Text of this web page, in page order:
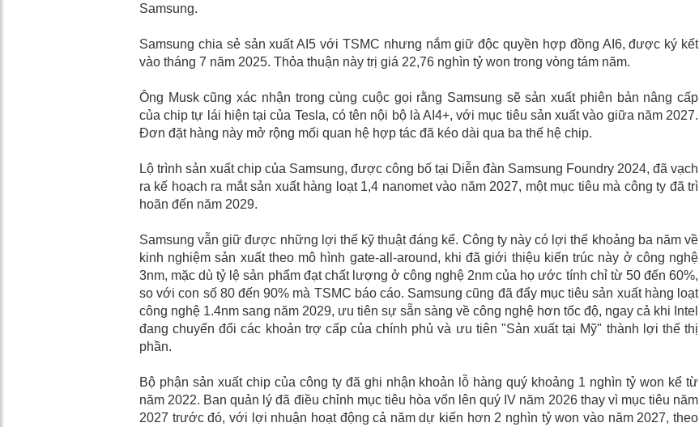
Samsung.
Samsung chia sẻ sản xuất AI5 với TSMC nhưng nắm giữ độc quyền hợp đồng AI6, được ký kết
vào tháng 7 năm 2025. Thỏa thuận này trị giá 22,76 nghìn tỷ won trong vòng tám năm.
Ông Musk cũng xác nhận trong cùng cuộc gọi rằng Samsung sẽ sản xuất phiên bản nâng cấp
của chip tự lái hiện tại của Tesla, có tên nội bộ là AI4+, với mục tiêu sản xuất vào giữa năm 2027.
Đơn đặt hàng này mở rộng mối quan hệ hợp tác đã kéo dài qua ba thế hệ chip.
Lộ trình sản xuất chip của Samsung, được công bố tại Diễn đàn Samsung Foundry 2024, đã vạch
ra kế hoạch ra mắt sản xuất hàng loạt 1,4 nanomet vào năm 2027, một mục tiêu mà công ty đã trì
hoãn đến năm 2029.
Samsung vẫn giữ được những lợi thế kỹ thuật đáng kể. Công ty này có lợi thế khoảng ba năm về
kinh nghiệm sản xuất theo mô hình gate-all-around, khi đã giới thiệu kiến ​​trúc này ở công nghệ
3nm, mặc dù tỷ lệ sản phẩm đạt chất lượng ở công nghệ 2nm của họ ước tính chỉ từ 50 đến 60%,
so với con số 80 đến 90% mà TSMC báo cáo. Samsung cũng đã đẩy mục tiêu sản xuất hàng loạt
công nghệ 1.4nm sang năm 2029, ưu tiên sự sẵn sàng về công nghệ hơn tốc độ, ngay cả khi Intel
đang chuyển đổi các khoản trợ cấp của chính phủ và ưu tiên "Sản xuất tại Mỹ" thành lợi thế thị
phần.
Bộ phận sản xuất chip của công ty đã ghi nhận khoản lỗ hàng quý khoảng 1 nghìn tỷ won kể từ
năm 2022. Ban quản lý đã điều chỉnh mục tiêu hòa vốn lên quý IV năm 2026 thay vì mục tiêu năm
2027 trước đó, với lợi nhuận hoạt động cả năm dự kiến ​​hơn 2 nghìn tỷ won vào năm 2027, theo